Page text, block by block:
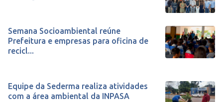
Semana Socioambiental reúne
Prefeitura e empresas para oficina de
recicl...
Equipe da Sederma realiza atividades
com a área ambiental da INPASA